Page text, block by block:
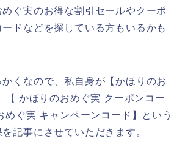
ぐ実のお得な割引セールやクーポ
ドなどを探している方もいるかも
くなので、私自身が【かほりのお
【 かほりのおめぐ実 クーポンコー
めぐ実 キャンペーンコード】という
記事にさせていただきます。